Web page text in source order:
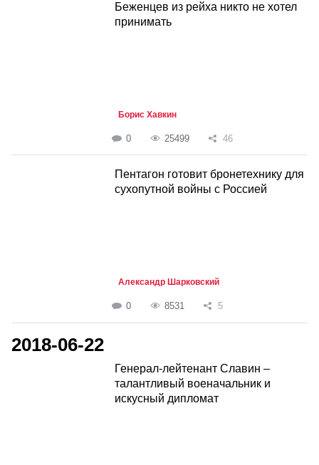
Беженцев из рейха никто не хотел
принимать
Борис Хавкин
0 25499 46
Пентагон готовит бронетехнику для
сухопутной войны с Россией
Александр Шарковский
0 8531 5
2018-06-22
Генерал-лейтенант Славин –
талантливый военачальник и
искусный дипломат